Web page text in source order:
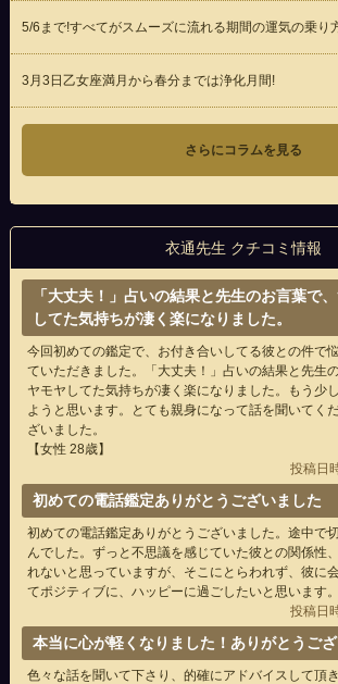
5/6まで!すべてがスムーズに流れる期間の運気の乗り
3月3日乙女座満月から春分までは浄化月間!
さらにコラムを見る
衣通先生 クチコミ情報
「大丈夫！」占いの結果と先生のお言葉で
してた気持ちが凄く楽になりました。
今回初めての鑑定で、お付き合いしてる彼との件で
ていただきました。「大丈夫！」占いの結果と先生
ヤモヤしてた気持ちが凄く楽になりました。もう少
ようと思います。とても親身になって話を聞いてく
ざいました。
【女性 28歳】
投稿日
初めての電話鑑定ありがとうございました
初めての電話鑑定ありがとうございました。途中で
んでした。ずっと不思議を感じていた彼との関係性
れないと思っていますが、そこにとらわれず、彼に
てポジティブに、ハッピーに過ごしたいと思います。
投稿日
本当に心が軽くなりました！ありがとうご
色々な話を聞いて下さり、的確にアドバイスして頂